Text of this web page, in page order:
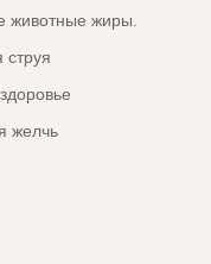
животные жиры.
струя
желчь